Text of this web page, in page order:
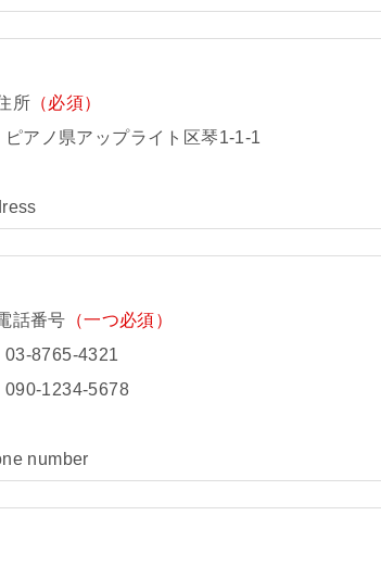
所 （必須）
ピアノ県アップライト区琴1-1-1
話番号 （一つ必須）
03-8765-4321
090-1234-5678
number